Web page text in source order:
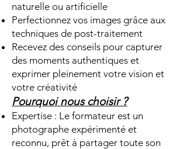
naturelle ou artificielle
Perfectionnez vos images grâce aux
techniques de post-traitement
Recevez des conseils pour capturer
des moments authentiques et
exprimer pleinement votre vision et
votre créativité
Pourquoi nous choisir ?
Expertise : Le formateur est un
photographe expérimenté et
reconnu, prêt à partager toute son